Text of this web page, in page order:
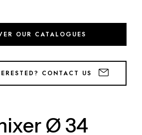
OUR CATALOGUES
CONTACT US
Ø 34